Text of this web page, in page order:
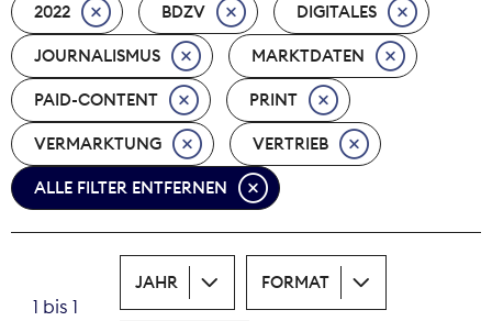
Nachhaltigkeit
Nachwuchs
Nova Award
Pressefreiheit
Print
Recht
2022 BDZV DIGITALES
JOURNALISMUS MARKTDATEN
PAID-CONTENT PRINT
VERMARKTUNG VERTRIEB
ALLE FILTER ENTFERNEN
1 bis 1
JAHR FORMAT